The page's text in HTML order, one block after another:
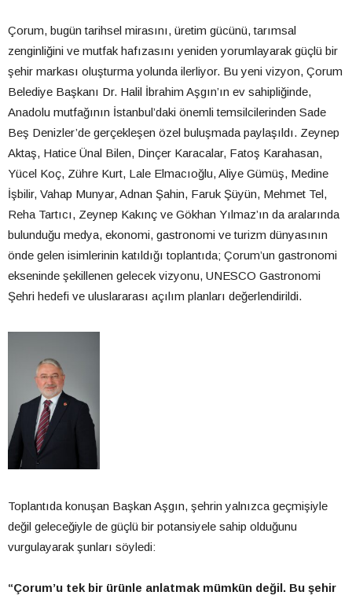
Çorum, bugün tarihsel mirasını, üretim gücünü, tarımsal
zenginliğini ve mutfak hafızasını yeniden yorumlayarak güçlü bir
şehir markası oluşturma yolunda ilerliyor. Bu yeni vizyon, Çorum
Belediye Başkanı Dr. Halil İbrahim Aşgın’ın ev sahipliğinde,
Anadolu mutfağının İstanbul’daki önemli temsilcilerinden Sade
Beş Denizler’de gerçekleşen özel buluşmada paylaşıldı. Zeynep
Aktaş, Hatice Ünal Bilen, Dinçer Karacalar, Fatoş Karahasan,
Yücel Koç, Zühre Kurt, Lale Elmacıoğlu, Aliye Gümüş, Medine
İşbilir, Vahap Munyar, Adnan Şahin, Faruk Şüyün, Mehmet Tel,
Reha Tartıcı, Zeynep Kakınç ve Gökhan Yılmaz’ın da aralarında
bulunduğu medya, ekonomi, gastronomi ve turizm dünyasının
önde gelen isimlerinin katıldığı toplantıda; Çorum’un gastronomi
ekseninde şekillenen gelecek vizyonu, UNESCO Gastronomi
Şehri hedefi ve uluslararası açılım planları değerlendirildi.
Toplantıda konuşan Başkan Aşgın, şehrin yalnızca geçmişiyle
değil geleceğiyle de güçlü bir potansiyele sahip olduğunu
vurgulayarak şunları söyledi:
“Çorum’u tek bir ürünle anlatmak mümkün değil. Bu şehir